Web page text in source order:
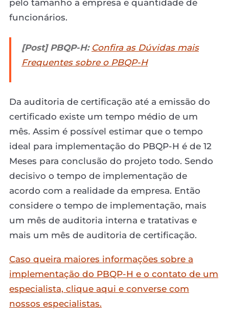
pelo tamanho a empresa e quantidade de
funcionários.
[Post] PBQP-H: Confira as Dúvidas mais
Frequentes sobre o PBQP-H
Da auditoria de certificação até a emissão do
certificado existe um tempo médio de um
mês. Assim é possível estimar que o tempo
ideal para implementação do PBQP-H é de 12
Meses para conclusão do projeto todo. Sendo
decisivo o tempo de implementação de
acordo com a realidade da empresa. Então
considere o tempo de implementação, mais
um mês de auditoria interna e tratativas e
mais um mês de auditoria de certificação.
Caso queira maiores informações sobre a
implementação do PBQP-H e o contato de um
especialista, clique aqui e converse com
nossos especialistas.